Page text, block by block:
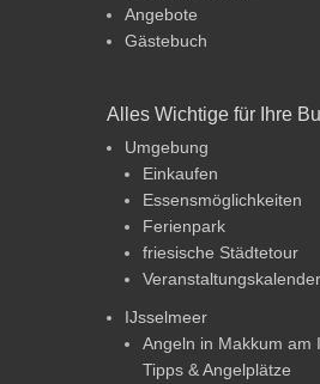
Angebote
Gästebuch
Alles Wichtige für Ihre
Umgebung
Einkaufen
Essensmöglichkeiten
Ferienpark
friesische Städtetour
Veranstaltungskalender
IJsselmeer
Angeln in Makkum am
Tipps & Angelplätze